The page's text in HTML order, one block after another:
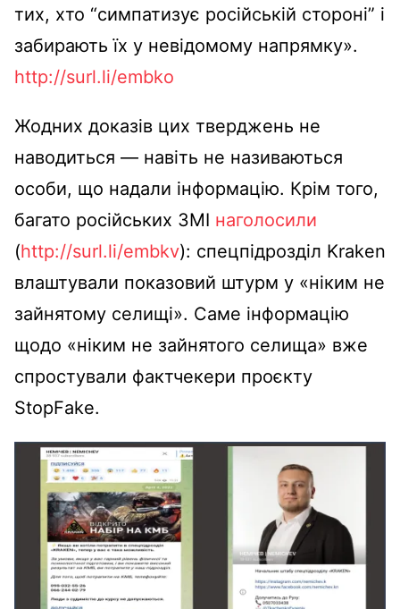
тих, хто “симпатизує російській стороні” і
забирають їх у невідомому напрямку».
http://surl.li/embko
Жодних доказів цих тверджень не
наводиться — навіть не називаються
особи, що надали інформацію. Крім того,
багато російських ЗМІ наголосили
(http://surl.li/embkv): спецпідрозділ Kraken
влаштували показовий штурм у «ніким не
зайнятому селищі». Саме інформацію
щодо «ніким не зайнятого селища» вже
спростували фактчекери проєкту
StopFake.